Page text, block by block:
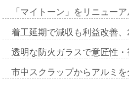
「マイトーン」をリニュー
着工延期で減収も利益改善
透明な防火ガラスで意匠性
市中スクラップからアルミ